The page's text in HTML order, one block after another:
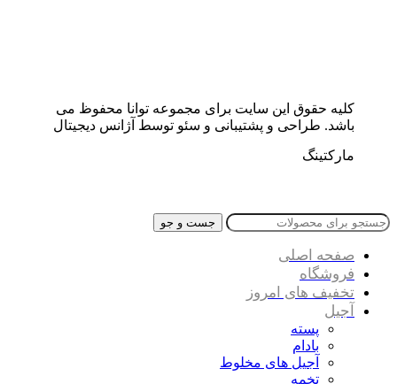
کلیه حقوق این سایت برای مجموعه توانا محفوظ می
باشد. طراحی و پشتیبانی و سئو توسط آژانس دیجیتال
مارکتینگ
جست و جو
صفحه اصلی
فروشگاه
تخفیف های امروز
آجیل
پسته
بادام
آجیل های مخلوط
تخمه